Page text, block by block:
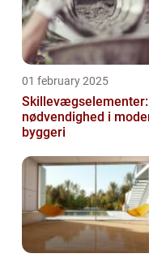
01 february 2025
nødvendighed i
byggeri